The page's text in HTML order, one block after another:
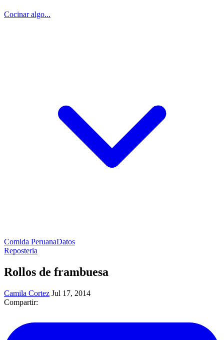
Cocinar algo...
Comida PeruanaDatos
Reposteria
Rollos de frambuesa
Camila Cortez Jul 17, 2014
Compartir: